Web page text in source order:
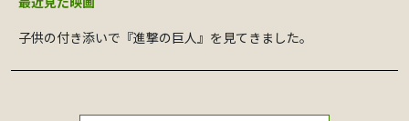
子供の付き添いで『進撃の巨人』を見てきました。